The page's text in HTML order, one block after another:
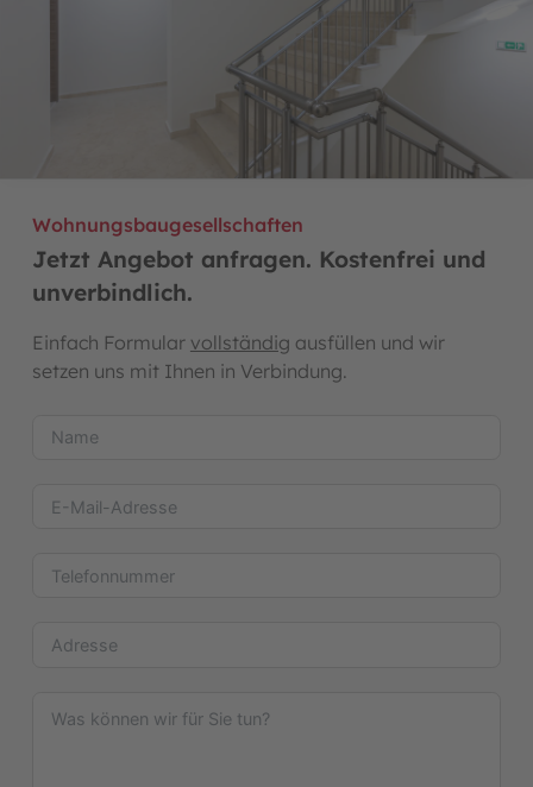
Wohnungsbaugesellschaften
Jetzt Angebot anfragen. Kostenfrei und
unverbindlich.
Einfach Formular vollständig ausfüllen und wir
setzen uns mit Ihnen in Verbindung.